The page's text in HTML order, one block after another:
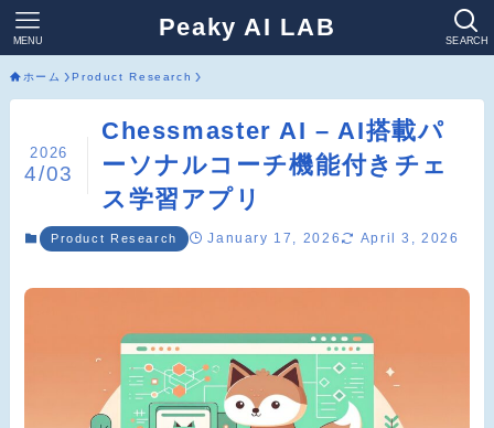
Peaky AI LAB SEARCH
MENU
ホーム Product Research
Chessmaster AI – AI搭載パ
ーソナルコーチ機能付きチェ
ス学習アプリ
2026
4/03
Product Research January 17, 2026 April 3, 2026